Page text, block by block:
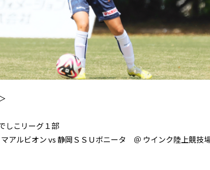
しこリーグ１部
アルビオン vs 静岡ＳＳＵボニータ ＠ ウインク陸上競技場